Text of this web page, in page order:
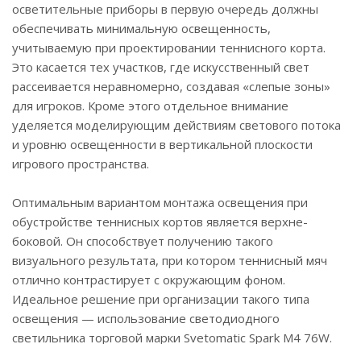
осветительные приборы в первую очередь должны
обеспечивать минимальную освещенность,
учитываемую при проектировании теннисного корта.
Это касается тех участков, где искусственный свет
рассеивается неравномерно, создавая «слепые зоны»
для игроков. Кроме этого отдельное внимание
уделяется моделирующим действиям светового потока
и уровню освещенности в вертикальной плоскости
игрового пространства.
Оптимальным вариантом монтажа освещения при
обустройстве теннисных кортов является верхне-
боковой. Он способствует получению такого
визуального результата, при котором теннисный мяч
отлично контрастирует с окружающим фоном.
Идеальное решение при организации такого типа
освещения — использование светодиодного
светильника торговой марки Svetomatic Spark M4 76W.